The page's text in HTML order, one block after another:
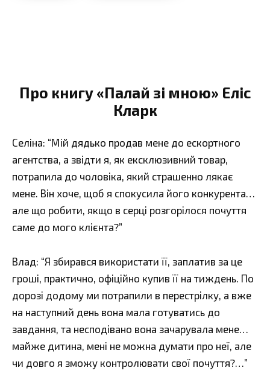
Про книгу «Палай зі мною» Еліс
Кларк
Селіна: “Мій дядько продав мене до ескортного
агентства, а звідти я, як ексклюзивний товар,
потрапила до чоловіка, який страшенно лякає
мене. Він хоче, щоб я спокусила його конкурента…
але що робити, якщо в серці розгорілося почуття
саме до мого клієнта?”
Влад: “Я збирався використати її, заплатив за це
гроші, практично, офіційно купив її на тиждень. По
дорозі додому ми потрапили в перестрілку, а вже
на наступний день вона мала готуватись до
завдання, та несподівано вона зачарувала мене…
майже дитина, мені не можна думати про неї, але
чи довго я зможу контролювати свої почуття?…”